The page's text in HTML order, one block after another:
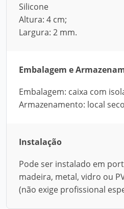
Silicone
Altura: 4 cm;
Largura: 2 mm.
Embalagem e
Embalagem: caixa com
Armazenamento: local
Instalação
Pode ser instalado em
madeira, metal, vidro ou
(não exige profissional